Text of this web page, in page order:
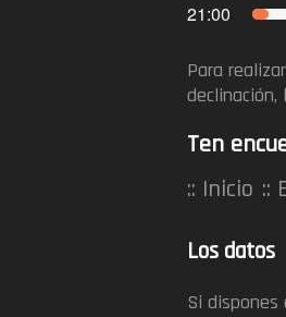
21:00
Para
Ten
Inicio
Los datos
Si